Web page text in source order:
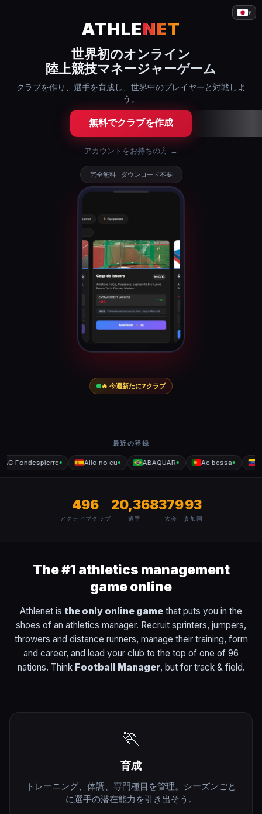
▾
ATHLENET
世界初のオンライン
陸上競技マネージャーゲーム
クラブを作り、選手を育成し、世界中のプレイヤーと対戦しよ
う。
無料でクラブを作成
アカウントをお持ちの方 →
完全無料 · ダウンロード不要
🔥 今週新たに7クラブ
最近の登録
Fondespierre● Allo no cu● ABAQUAR● Ac bessa●
496
アクティブクラブ
20,368
選手
379
大会
93
参加国
The #1 athletics management
game online
Athlenet is the only online game that puts you in the
shoes of an athletics manager. Recruit sprinters, jumpers,
throwers and distance runners, manage their training, form
and career, and lead your club to the top of one of 96
nations. Think Football Manager, but for track & field.
🏃
育成
トレーニング、体調、専門種目を管理。シーズンごと
に選手の潜在能力を引き出そう。